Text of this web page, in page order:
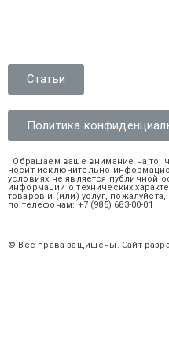
Статьи
Политика
! Обращаем ваше внимание на то,
носит исключительно
условиях не является публичной
информации о технических
товаров и (или) услуг,
по телефонам: +7 (985) 683-00-01
© Все права защищены. Сайт